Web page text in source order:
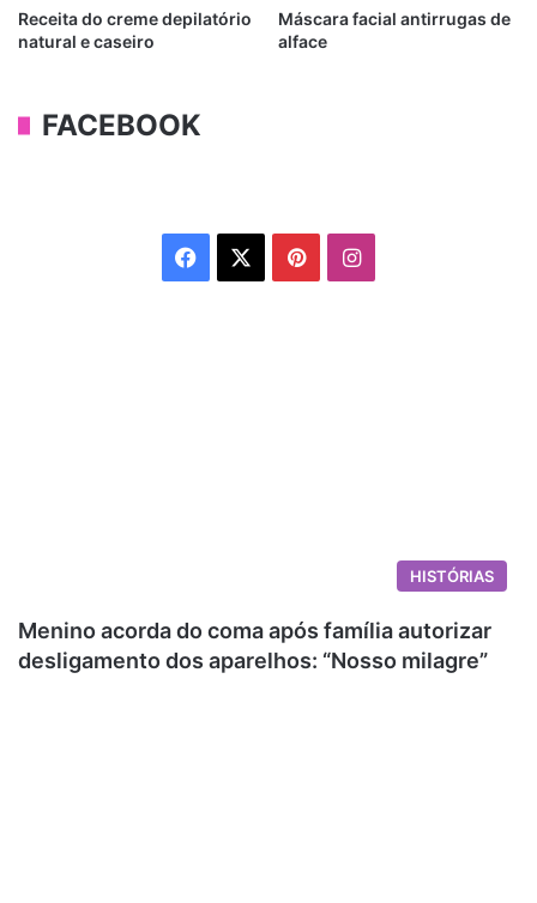
Receita do creme depilatório
natural e caseiro
Máscara facial antirrugas de
alface
FACEBOOK
Facebook PinterestInstagram
HISTÓRIAS
Menino acorda do coma após família autorizar
desligamento dos aparelhos: “Nosso milagre”